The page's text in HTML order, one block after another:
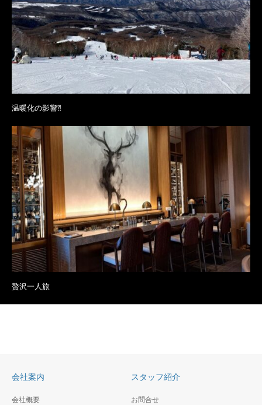
温暖化の影響⁈
贅沢一人旅
会社案内
会社概要
スタッフ紹介
お問合せ